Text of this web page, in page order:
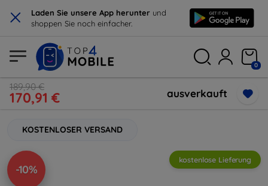
× Laden Sie unsere App herunter und
shoppen Sie noch einfacher.
0
189,90 €
170,91 € ausverkauft
KOSTENLOSER VERSAND
-10%
kostenlose Lieferung